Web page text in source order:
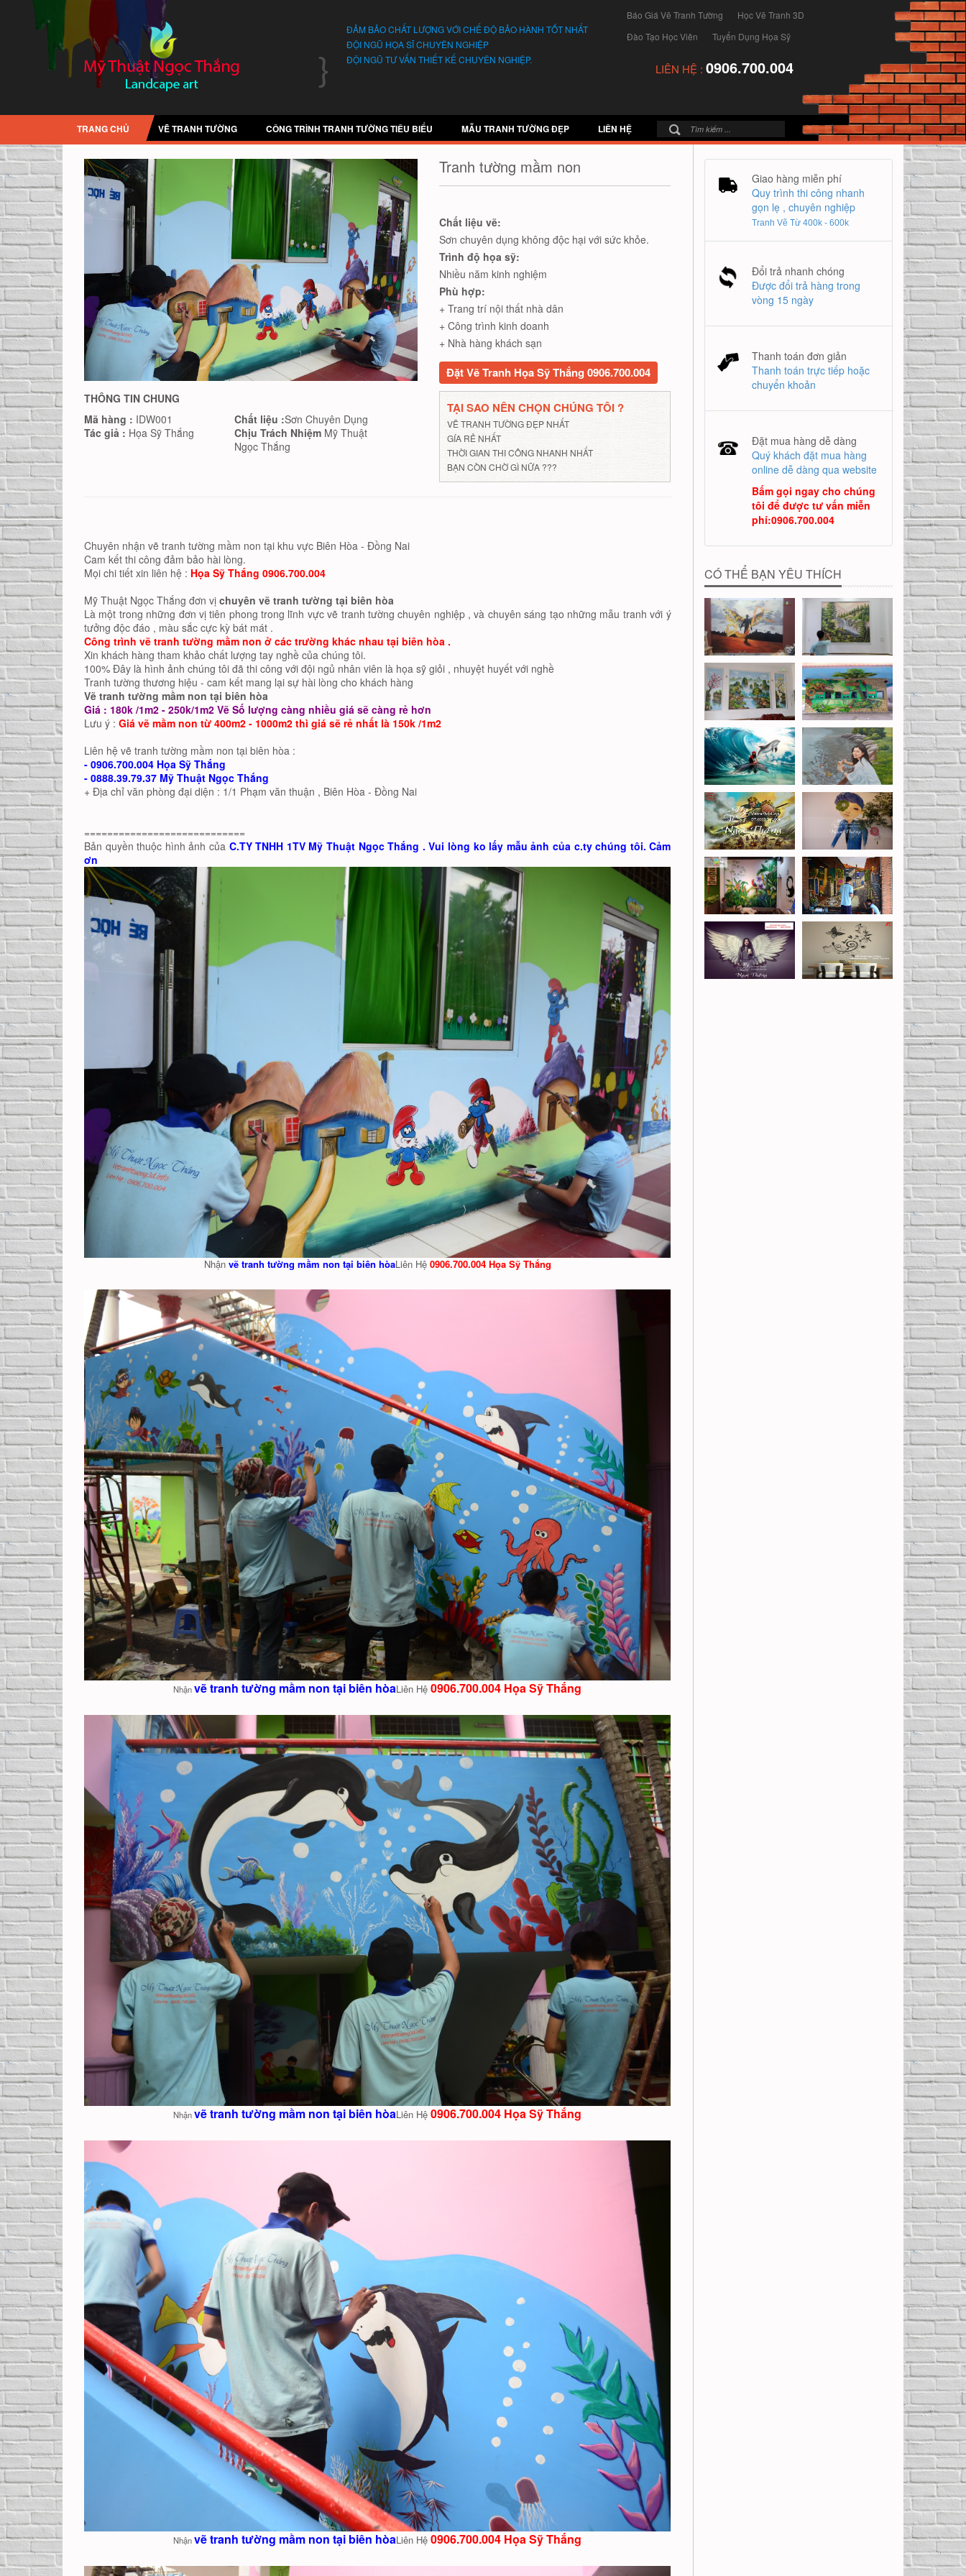
ĐẢM BẢO CHẤT LƯỢNG VỚI CHẾ ĐỘ BẢO HÀNH TỐT NHẤT
ĐỘI NGŨ HỌA SĨ CHUYÊN NGHIỆP
ĐỘI NGŨ TƯ VẤN THIẾT KẾ CHUYÊN NGHIỆP.
Báo Giá Vẽ Tranh Tường
Học Vẽ Tranh 3D
Đào Tạo Học Viên
Tuyển Dụng Họa Sỹ
LIÊN HỆ : 0906.700.004
TRANG CHỦ VẼ TRANH TƯỜNG CÔNG TRÌNH TRANH TƯỜNG TIÊU BIỂU MẪU TRANH TƯỜNG ĐẸP LIÊN HỆ
THÔNG TIN CHUNG
Mã hàng : IDW001 Chất liệu :Sơn Chuyên Dụng
Tác giả : Họa Sỹ Thắng Chịu Trách NhiệmMỹ Thuật
Ngọc Thắng
Tranh tường mầm non
Chất liệu vẽ:
Sơn chuyên dụng không độc hại với sức khỏe.
Trình độ họa sỹ:
Nhiều năm kinh nghiệm
Phù hợp:
+ Trang trí nội thất nhà dân
+ Công trình kinh doanh
+ Nhà hàng khách sạn
Đặt Vẽ Tranh Họa Sỹ Thắng 0906.700.004
TẠI SAO NÊN CHỌN CHÚNG TÔI ?
VẼ TRANH TƯỜNG ĐẸP NHẤT
GÍA RẺ NHẤT
THỜI GIAN THI CÔNG NHANH NHẤT
BẠN CÒN CHỜ GÌ NỮA ???
Chuyên nhận vẽ tranh tường mầm non tại khu vực Biên Hòa - Đồng Nai
Cam kết thi công đảm bảo hài lòng.
Mọi chi tiết xin liên hệ : Họa Sỹ Thắng 0906.700.004
Mỹ Thuật Ngọc Thắng đơn vị chuyên vẽ tranh tường tại biên hòa
Là một trong những đơn vị tiên phong trong lĩnh vực vẽ tranh tường chuyên nghiệp , và chuyên sáng tạo những mẫu tranh với ý
tưởng độc đáo , màu sắc cực kỳ bát mát .
Công trình vẽ tranh tường mầm non ở các trường khác nhau tại biên hòa .
Xin khách hàng tham khảo chất lượng tay nghề của chúng tôi.
100% Đây là hình ảnh chúng tôi đã thi công với đội ngủ nhân viên là họa sỹ giỏi , nhuyệt huyết với nghề
Tranh tường thương hiệu - cam kết mang lại sự hài lòng cho khách hàng
Vẽ tranh tường mầm non tại biên hòa
Giá : 180k /1m2 - 250k/1m2 Vẽ Số lượng càng nhiều giá sẽ càng rẻ hơn
Lưu ý : Giá vẽ mầm non từ 400m2 - 1000m2 thì giá sẽ rẻ nhất là 150k /1m2
Liên hệ vẽ tranh tường mầm non tại biên hòa :
- 0906.700.004 Họa Sỹ Thắng
- 0888.39.79.37 Mỹ Thuật Ngọc Thắng
+ Địa chỉ văn phòng đại diện : 1/1 Phạm văn thuận , Biên Hòa - Đồng Nai
============================
Bản quyền thuộc hình ảnh của C.TY TNHH 1TV Mỹ Thuật Ngọc Thắng . Vui lòng ko lấy mẫu ảnh của c.ty chúng tôi. Cảm
ơn
Nhận vẽ tranh tường mầm non tại biên hòaLiên Hệ 0906.700.004 Họa Sỹ Thắng
Nhậnvẽ tranh tường mầm non tại biên hòaLiên Hệ0906.700.004 Họa Sỹ Thắng
Nhậnvẽ tranh tường mầm non tại biên hòaLiên Hệ0906.700.004 Họa Sỹ Thắng
Nhậnvẽ tranh tường mầm non tại biên hòaLiên Hệ0906.700.004 Họa Sỹ Thắng
Giao hàng miễn phí
Quy trình thi công nhanh
gọn lẹ , chuyên nghiệp
Tranh Vẽ Từ 400k - 600k
Đổi trả nhanh chóng
Được đổi trả hàng trong
vòng 15 ngày
Thanh toán đơn giản
Thanh toán trực tiếp hoặc
chuyển khoản
Đặt mua hàng dễ dàng
Quý khách đặt mua hàng
online dễ dàng qua website
Bấm gọi ngay cho chúng
tôi để được tư vấn miễn
phí:0906.700.004
CÓ THỂ BẠN YÊU THÍCH